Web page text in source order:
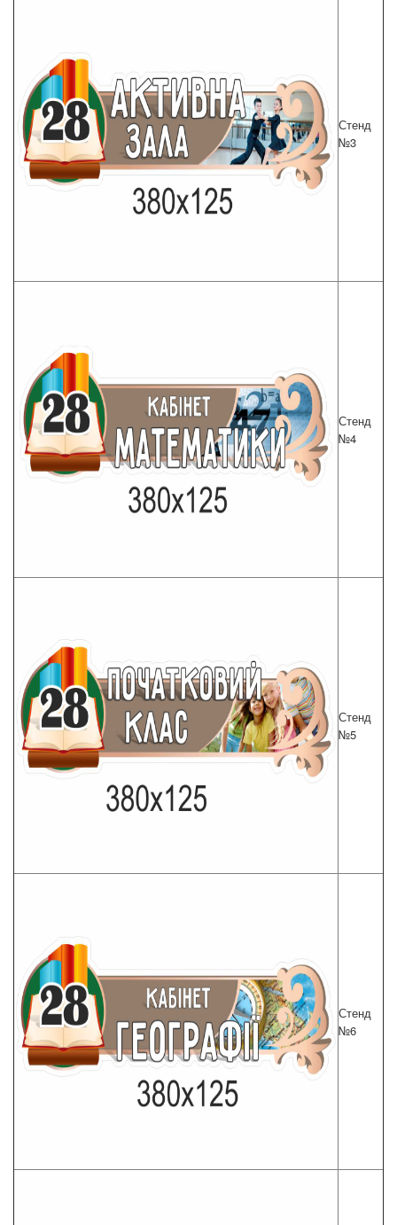
Стенд
№3
Стенд
№4
Стенд
№5
Стенд
№6